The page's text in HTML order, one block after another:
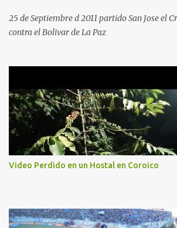
25 de Septiembre d 2011 partido San Jose el
contra el Bolivar de La Paz
Video Perdido en un Hostal en Coroico